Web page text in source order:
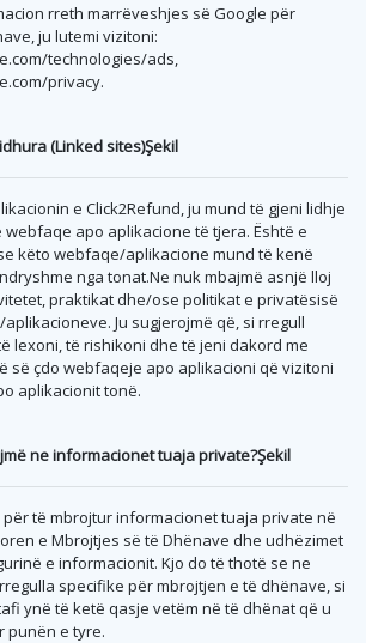
rreth marrëveshjes së Google për
ju lutemi vizitoni:
technologies/ads,
privacy.
(Linked sites)Şekil
e Click2Refund, ju mund të gjeni lidhje
webfaqe apo aplikacione të tjera. Është e
këto webfaqe/aplikacione mund të kenë
nga tonat.Ne nuk mbajmë asnjë lloj
praktikat dhe/ose politikat e privatësisë
Ju sugjerojmë që, si rregull
lexoni, të rishikoni dhe të jeni dakord me
së çdo webfaqeje apo aplikacioni që vizitoni
aplikacionit tonë.
ne informacionet tuaja private?Şekil
të mbrojtur informacionet tuaja private në
e Mbrojtjes së të Dhënave dhe udhëzimet
e informacionit. Kjo do të thotë se ne
specifike për mbrojtjen e të dhënave, si
ynë të ketë qasje vetëm në të dhënat që u
punën e tyre.